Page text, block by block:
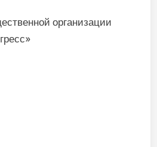
организации
конгресс»